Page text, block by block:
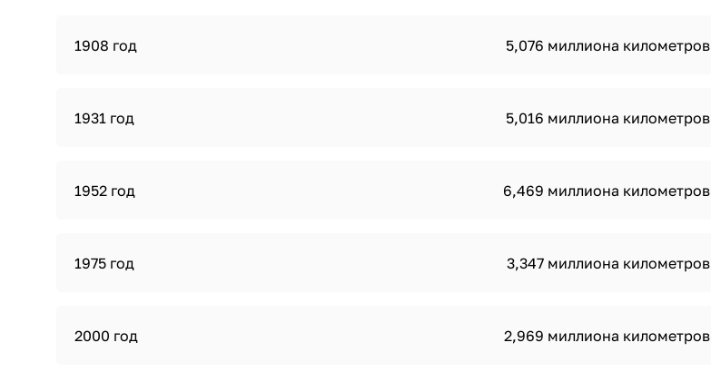
1908 год 5,076 миллиона километров
1931 год 5,016 миллиона километров
1952 год 6,469 миллиона километров
1975 год 3,347 миллиона километров
2000 год 2,969 миллиона километров